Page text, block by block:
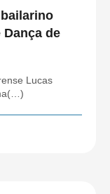
de
Lucas